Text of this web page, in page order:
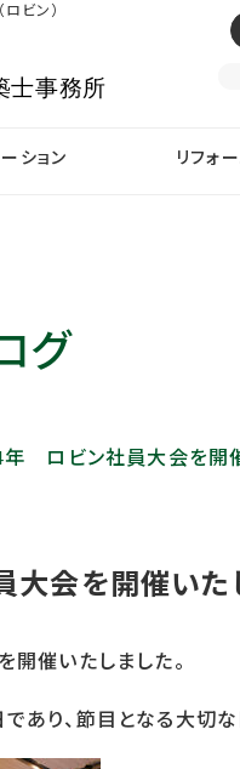
ビン）
ション リフォ
グ
ロビン社員大会を開
会を開催いた
開催いたしました。
あり、節目となる大切な